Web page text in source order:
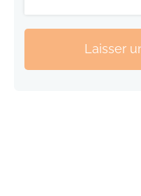
Laisser